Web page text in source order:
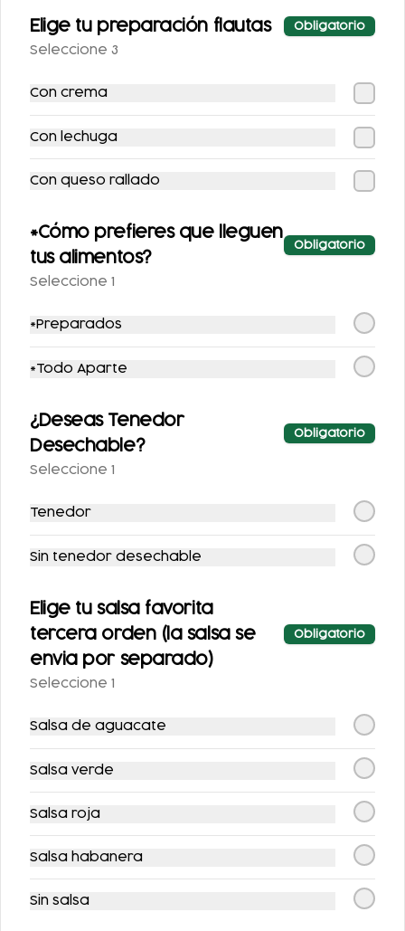
$100.00
Bebidas
AGUA DE
HORCHATA 500ML
$52.00
AGUA DE
TAMARINDO 500ML
JUGO VERDE JUGO DE NARANJA
Elige tu preparación flautas Obligatorio
Seleccione 3
Con crema
Con lechuga
Con queso rallado
*Cómo prefieres que lleguen
tus alimentos?
Obligatorio
Seleccione 1
*Preparados
*Todo Aparte
¿Deseas Tenedor
Desechable?
Obligatorio
Seleccione 1
Tenedor
Sin tenedor desechable
Elige tu salsa favorita
tercera orden (la salsa se
envia por separado)
Obligatorio
Seleccione 1
Salsa de aguacate
Salsa verde
Salsa roja
Salsa habanera
Sin salsa